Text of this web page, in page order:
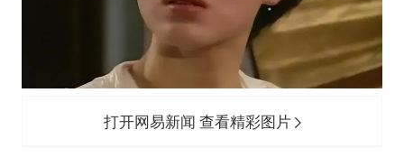
打开网易新闻 查看精彩图片